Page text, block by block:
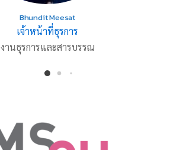
Bhundit Meesat
เจ้าหน้าที่ธุรการ
งานธุรการและสารบรรณ